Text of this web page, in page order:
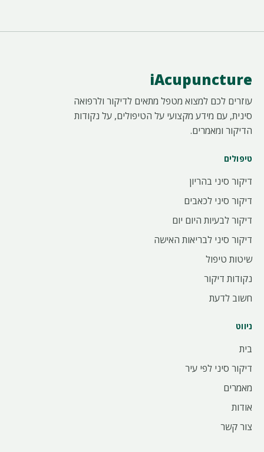
iAcupuncture
עוזרים לכם למצוא מטפל מתאים לדיקור ולרפואה
סינית, עם מידע מקצועי על הטיפולים, על נקודות
הדיקור ומאמרים.
טיפולים
דיקור סיני בהריון
דיקור סיני לכאבים
דיקור לבעיות היום יום
דיקור סיני לבריאות האישה
שיטות טיפול
נקודות דיקור
חשוב לדעת
ניווט
בית
דיקור סיני לפי עיר
מאמרים
אודות
צור קשר